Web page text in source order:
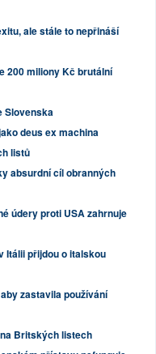
ale stále to nepřináší
200 miliony Kč brutální
Slovenska
deus ex machina
listů
absurdní cíl obranných
údery proti USA zahrnuje
Itálii přijdou o italskou
zastavila používání
Britských listech